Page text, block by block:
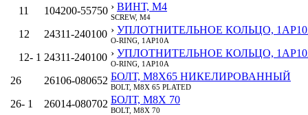
11 104200-55750 › ВИНТ, M4
SCREW, M4
12 24311-240100 › УПЛОТНИТЕЛЬНОЕ КОЛЬЦО,
O-RING, 1AP10A
12‑ 1 24311-240100 › УПЛОТНИТЕЛЬНОЕ КОЛЬЦО,
O-RING, 1AP10A
26 26106-080652 БОЛТ, M8Х65 НИКЕЛИРОВАННЫЙ
BOLT, M8X 65 PLATED
26‑ 1 26014-080702 БОЛТ, M8X 70
BOLT, M8X 70